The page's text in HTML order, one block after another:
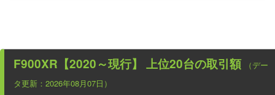
F900XR【2020～現行】 上位20台の取引額
（デー
タ更新：2026年08月07日）